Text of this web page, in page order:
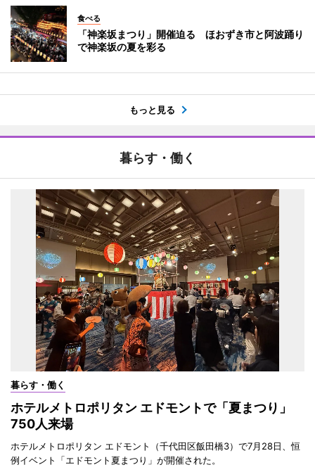
食べる
「神楽坂まつり」開催迫る ほおずき市と阿波踊り
で神楽坂の夏を彩る
もっと見る
暮らす・働く
暮らす・働く
ホテルメトロポリタン エドモントで「夏まつり」
750人来場
ホテルメトロポリタン エドモント（千代田区飯田橋3）で7月28日、恒
例イベント「エドモント夏まつり」が開催された。